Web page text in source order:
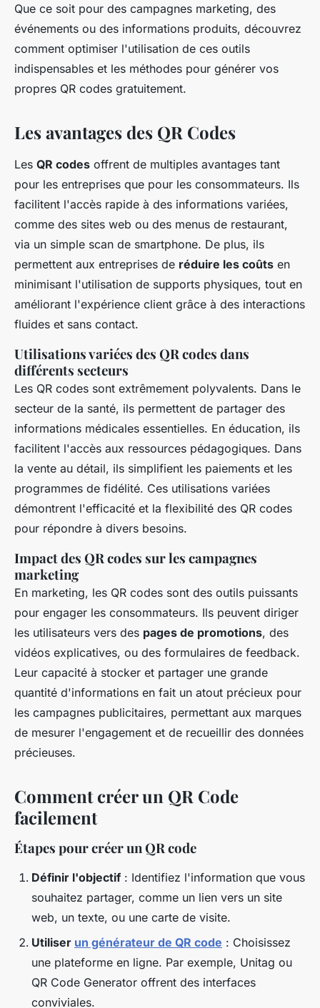
Que ce soit pour des campagnes marketing, des
événements ou des informations produits, découvrez
comment optimiser l'utilisation de ces outils
indispensables et les méthodes pour générer vos
propres QR codes gratuitement.
Les avantages des QR Codes
Les QR codes offrent de multiples avantages tant
pour les entreprises que pour les consommateurs. Ils
facilitent l'accès rapide à des informations variées,
comme des sites web ou des menus de restaurant,
via un simple scan de smartphone. De plus, ils
permettent aux entreprises de réduire les coûts en
minimisant l'utilisation de supports physiques, tout en
améliorant l'expérience client grâce à des interactions
fluides et sans contact.
Utilisations variées des QR codes dans
différents secteurs
Les QR codes sont extrêmement polyvalents. Dans le
secteur de la santé, ils permettent de partager des
informations médicales essentielles. En éducation, ils
facilitent l'accès aux ressources pédagogiques. Dans
la vente au détail, ils simplifient les paiements et les
programmes de fidélité. Ces utilisations variées
démontrent l'efficacité et la flexibilité des QR codes
pour répondre à divers besoins.
Impact des QR codes sur les campagnes
marketing
En marketing, les QR codes sont des outils puissants
pour engager les consommateurs. Ils peuvent diriger
les utilisateurs vers des pages de promotions, des
vidéos explicatives, ou des formulaires de feedback.
Leur capacité à stocker et partager une grande
quantité d'informations en fait un atout précieux pour
les campagnes publicitaires, permettant aux marques
de mesurer l'engagement et de recueillir des données
précieuses.
Comment créer un QR Code
facilement
Étapes pour créer un QR code
Définir l'objectif : Identifiez l'information que vous
souhaitez partager, comme un lien vers un site
web, un texte, ou une carte de visite.
Utiliser un générateur de QR code : Choisissez
une plateforme en ligne. Par exemple, Unitag ou
QR Code Generator offrent des interfaces
conviviales.